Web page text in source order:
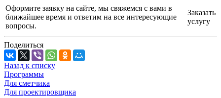
Оформите заявку на сайте, мы свяжемся с вами в
ближайшее время и ответим на все интересующие
вопросы.
Заказать
услугу
Поделиться
Назад к списку
Программы
Для сметчика
Для проектировщика